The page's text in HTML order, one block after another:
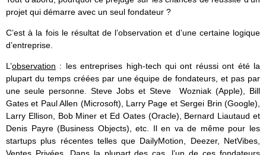
projet qui démarre avec un seul fondateur ?
C’est à la fois le résultat de l’observation et d’une certaine logique
d’entreprise.
L’observation : les entreprises high-tech qui ont réussi ont été la
plupart du temps créées par une équipe de fondateurs, et pas par
une seule personne. Steve Jobs et Steve Wozniak (Apple), Bill
Gates et Paul Allen (Microsoft), Larry Page et Sergei Brin (Google),
Larry Ellison, Bob Miner et Ed Oates (Oracle), Bernard Liautaud et
Denis Payre (Business Objects), etc. Il en va de même pour les
startups plus récentes telles que DailyMotion, Deezer, NetVibes,
Ventes Privées. Dans la plupart des cas, l’un de ces fondateurs